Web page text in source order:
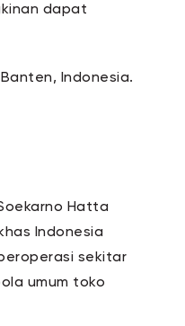
dapat
Indonesia.
Hatta
Indonesia
sekitar
umum toko